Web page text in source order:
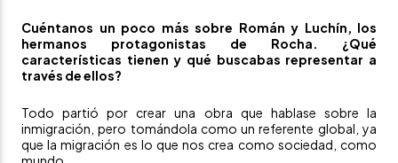
Cuéntanos un poco más sobre Román y Luchín, los
hermanos protagonistas de Rocha. ¿Qué
características tienen y qué buscabas representar a
través de ellos?
Todo partió por crear una obra que hablase sobre la
inmigración, pero tomándola como un referente global, ya
que la migración es lo que nos crea como sociedad, como